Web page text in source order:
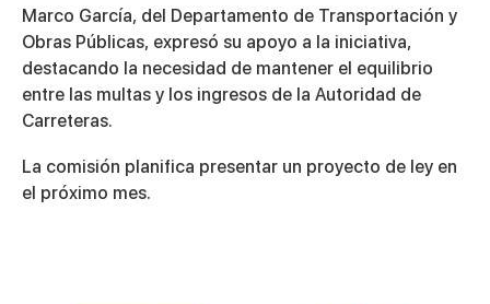
Marco García, del Departamento de Transportación y
Obras Públicas, expresó su apoyo a la iniciativa,
destacando la necesidad de mantener el equilibrio
entre las multas y los ingresos de la Autoridad de
Carreteras.
La comisión planifica presentar un proyecto de ley en
el próximo mes.